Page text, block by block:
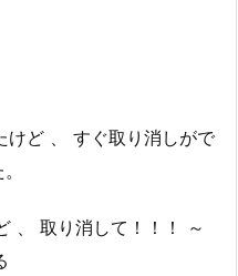
ど 、 すぐ取り消しがで
、 取り消して！！！ ～